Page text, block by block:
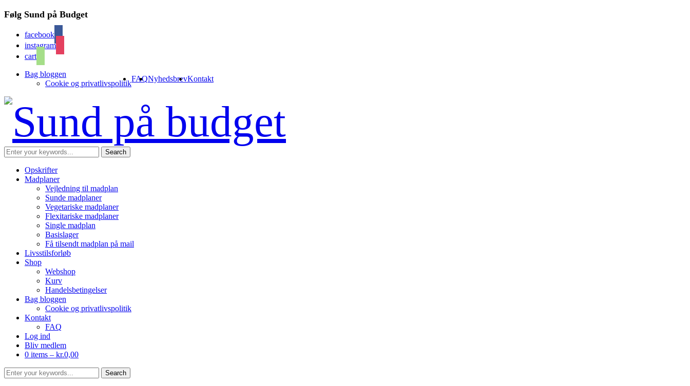
Følg Sund på Budget
facebook
instagram
cart
Bag bloggen
Cookie og privatlivspolitik
FAQNyhedsbrevKontakt
Opskrifter
Madplaner
Vejledning til madplan
Sunde madplaner
Vegetariske madplaner
Flexitariske madplaner
Single madplan
Basislager
Få tilsendt madplan på mail
Livsstilsforløb
Shop
Webshop
Kurv
Handelsbetingelser
Bag bloggen
Cookie og privatlivspolitik
Kontakt
FAQ
Log ind
Bliv medlem
0 items – kr.0,00